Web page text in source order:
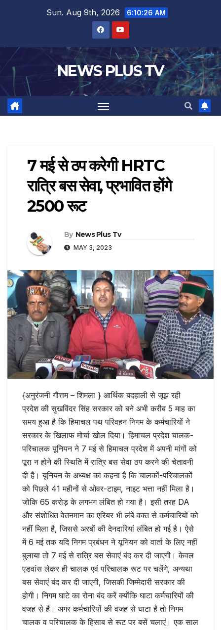
Sun. Aug 9th, 2026 6:10:27 AM
NEWS PLUS TV
7 मई से ठप करेगी HRTC
रात्रि बस सेवा, प्रभावित होंगे
2500 रूट
By News Plus Tv
MAY 3, 2023
{अनुरंजनी गौत्तम – शिमला } आर्थिक बदहाली से जूझ रही
प्रदेश की सुखविंदर सिंह सरकार को बने अभी करीब 5 माह का
समय हुआ है कि हिमाचल पथ परिवहन निगम के कर्मचारियों ने
सरकार के खिलाफ मोर्चा खोल दिया। हिमाचल प्रदेश चालक-
परिचालक यूनियन ने 7 मई से हिमाचल प्रदेश में अपनी मांगों को
पूरा न होने की स्थिति में रात्रि बस सेवा ठप करने की चेतावनी
दी है। यूनियन के अध्यक्ष का कहना है कि चालकों-परिचालकों
को पिछले 41 महीनों से ओवर-टाइम, नाइट भत्ता नहीं मिला है।
जोकि 65 करोड़ के लगभग लंबित हो गया है। इसी तरह DA
और संशोधित वेतनमान का एरियर भी लंबे वक्त से कर्मचारियों को
नहीं मिला है, जिससे अरबों की देनदारियां लंबित हो गई है। ऐसे
में 6 मई तक यदि निगम प्रबंधन ने यूनियन को वार्ता के लिए नहीं
बुलाया तो 7 मई से रात्रि बस सेवाएं बंद कर दी जाएगी। केवल
एडवांस लेकर ही चालक एवं परिचालक रूट पर चलेंगे, अन्यथा
बस सेवाएं बंद कर दी जाएगी, जिसकी जिम्मेदारी सरकार की
होगी। निगम घाटे का रोना बंद करें क्योंकि घाटा कर्मचारियों की
वजह से है। अगर कर्मचारियों की वजह से घाटा है तो निगम
चालक व परिचालक के हिसाब से रूट पर बसें चलाएं। एक साल